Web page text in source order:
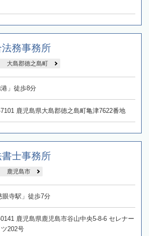
務事務所
大島郡徳之島町
港」徒歩8分
鹿児島県大島郡徳之島町亀津7622番地
士事務所
鹿児島市
眼寺駅」徒歩7分
鹿児島県鹿児島市谷山中央5-8-6 セレナー
202号